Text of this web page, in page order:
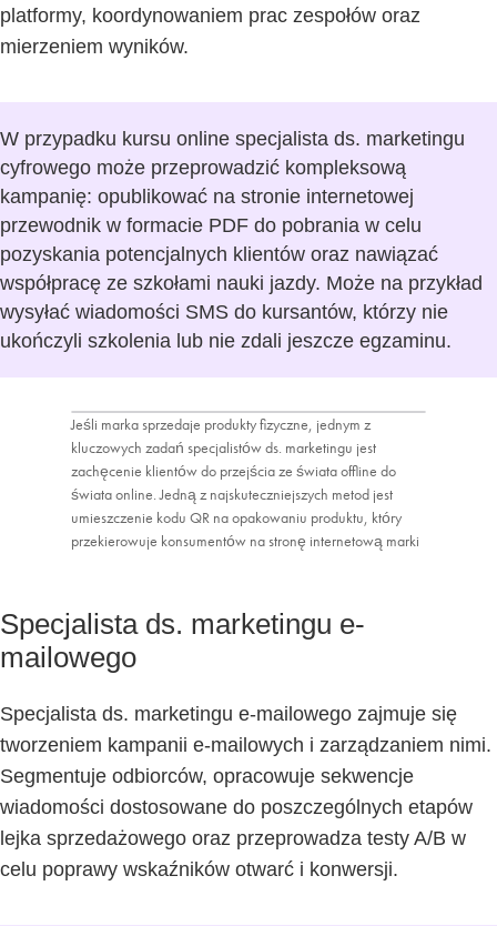
platformy, koordynowaniem prac zespołów oraz
mierzeniem wyników.
W przypadku kursu online specjalista ds. marketingu
cyfrowego może przeprowadzić kompleksową
kampanię: opublikować na stronie internetowej
przewodnik w formacie PDF do pobrania w celu
pozyskania potencjalnych klientów oraz nawiązać
współpracę ze szkołami nauki jazdy. Może na przykład
wysyłać wiadomości SMS do kursantów, którzy nie
ukończyli szkolenia lub nie zdali jeszcze egzaminu.
Jeśli marka sprzedaje produkty fizyczne, jednym z
kluczowych zadań specjalistów ds. marketingu jest
zachęcenie klientów do przejścia ze świata offline do
świata online. Jedną z najskuteczniejszych metod jest
umieszczenie kodu QR na opakowaniu produktu, który
przekierowuje konsumentów na stronę internetową marki
Specjalista ds. marketingu e-
mailowego
Specjalista ds. marketingu e-mailowego zajmuje się
tworzeniem kampanii e-mailowych i zarządzaniem nimi.
Segmentuje odbiorców, opracowuje sekwencje
wiadomości dostosowane do poszczególnych etapów
lejka sprzedażowego oraz przeprowadza testy A/B w
celu poprawy wskaźników otwarć i konwersji.